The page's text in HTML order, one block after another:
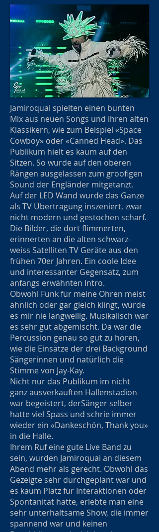
Jamiroquai spielten einen bunten
Mix aus neuen Songs und ihren alten
Klassikern, wie zum Beispiel «Space
Cowboy» oder «Canned Head». Das
Publikum hielt es kaum auf den
Sitzen. So wurde auf den oberen
Rängen ausgelassen zum groofigen
Sound der Engländer mitgetanzt.
Auf der LED Wand wurde das Ganze
als TV Übertragung inszeniert, zwar
nicht modern und gestochen scharf.
Die Bilder, die dort flimmerten,
erinnerten an die alten schwarz-
weiss Satelliten TV Geräte aus den
frühen 70er Jahren. Ein coole Idee
und interessanter Gegensatz, zum
anfangs erwähnten Intro.
Obwohl Funk für meine Ohren meist
ähnlich oder gar gleich klingt, wurde
es mir nie langweilig. Musikalisch war
es sehr gut abgemischt. Da war die
Percussion genau so gut zu hören,
wie die Einsätze der drei Background
Sängerinnen und natürlich die
Stimme von Jay-Kay.
Nicht nur das Publikum im nicht
ganz ausverkauften Hallenstadion
war begeistert, derSänger selber
hatte viel Spass und schrie immer
wieder ein «Dankeschön, Thank you»
in die Halle.
Ihrem Ruf eine gute Live Band zu
sein, wurden Jamiroquai an diesem
Abend mehr als gerecht. Obwohl das
Gezeigte sehr durchgeplant war und
es kaum Platz für Interaktionen oder
Spontanität hatte, erlebte man eine
sehr unterhaltsame Show, die immer
spannend war und keinen